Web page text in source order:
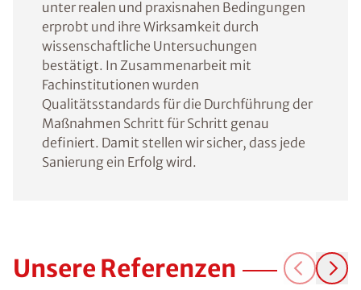
unter realen und praxisnahen Bedingungen
erprobt und ihre Wirksamkeit durch
wissenschaftliche Untersuchungen
bestätigt. In Zusammenarbeit mit
Fachinstitutionen wurden
Qualitätsstandards für die Durchführung der
Maßnahmen Schritt für Schritt genau
definiert. Damit stellen wir sicher, dass jede
Sanierung ein Erfolg wird.
Unsere Referenzen